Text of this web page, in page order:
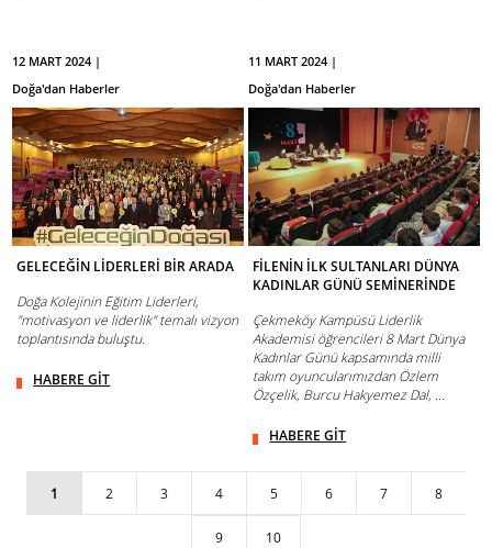
12 MART 2024 |
Doğa'dan Haberler
GELECEĞİN LİDERLERİ BİR ARADA
Doğa Kolejinin Eğitim Liderleri,
"motivasyon ve liderlik" temalı vizyon
toplantısında buluştu.
HABERE GİT
11 MART 2024 |
Doğa'dan Haberler
FİLENİN İLK SULTANLARI DÜNYA
KADINLAR GÜNÜ SEMİNERİNDE
Çekmeköy Kampüsü Liderlik
Akademisi öğrencileri 8 Mart Dünya
Kadınlar Günü kapsamında milli
takım oyuncularımızdan Özlem
Özçelik, Burcu Hakyemez Dal, ...
HABERE GİT
1 2 3 4 5 6 7 8
9 10